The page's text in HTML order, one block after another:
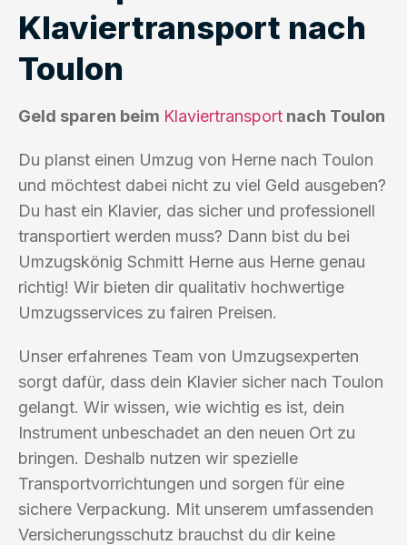
Klaviertransport nach
Toulon
Geld sparen beim Klaviertransport nach Toulon
Du planst einen Umzug von Herne nach Toulon
und möchtest dabei nicht zu viel Geld ausgeben?
Du hast ein Klavier, das sicher und professionell
transportiert werden muss? Dann bist du bei
Umzugskönig Schmitt Herne aus Herne genau
richtig! Wir bieten dir qualitativ hochwertige
Umzugsservices zu fairen Preisen.
Unser erfahrenes Team von Umzugsexperten
sorgt dafür, dass dein Klavier sicher nach Toulon
gelangt. Wir wissen, wie wichtig es ist, dein
Instrument unbeschadet an den neuen Ort zu
bringen. Deshalb nutzen wir spezielle
Transportvorrichtungen und sorgen für eine
sichere Verpackung. Mit unserem umfassenden
Versicherungsschutz brauchst du dir keine